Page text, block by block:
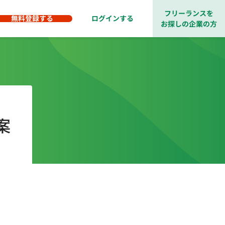
無料登録する ログインする
フリーランスを
お探しの企業の方